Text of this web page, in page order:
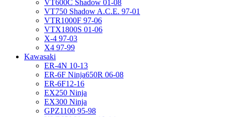
VT600C Shadow 01-08
VT750 Shadow A.C.E. 97-01
VTR1000F 97-06
VTX1800S 01-06
X-4 97-03
X4 97-99
Kawasaki
ER-4N 10-13
ER-6F Ninja650R 06-08
ER-6F12-16
EX250 Ninja
EX300 Ninja
GPZ1100 95-98